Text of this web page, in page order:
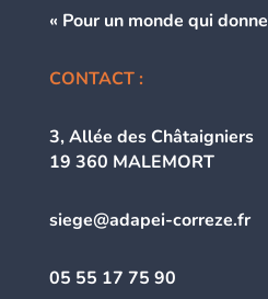
« Pour un monde qui donne
CONTACT :
3, Allée des Châtaigniers
19 360 MALEMORT
siege@adapei-correze.fr
05 55 17 75 90